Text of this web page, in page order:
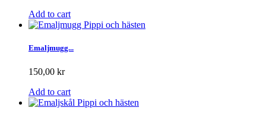
Add to cart
Emaljmugg...
150,00 kr
Add to cart